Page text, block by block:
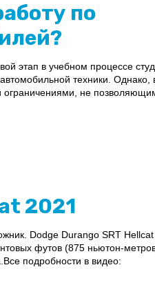
по
этап в учебном процессе
техники.
не
2021
Dodge Durango SRT Hellcat
футов (875 ньютон-
подробности в видео: